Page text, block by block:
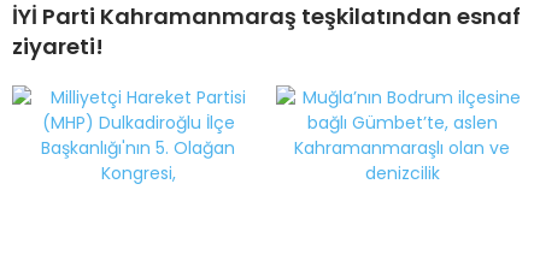
İYİ Parti Kahramanmaraş teşkilatından esnaf
ziyareti!